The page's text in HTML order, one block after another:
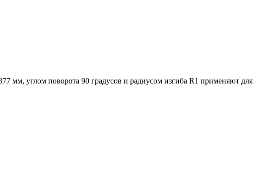
мм, углом поворота 90 градусов и радиусом изгиба R1 применяют для